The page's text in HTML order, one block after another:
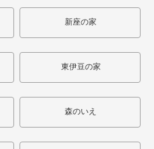
新座の家
東伊豆の家
森のいえ